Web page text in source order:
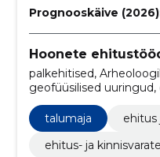
Prognooskäive
Hoonete
palkehitised,
geofüüsilised
katuste ehitus,
talumaja
ehitus
ehitus- ja